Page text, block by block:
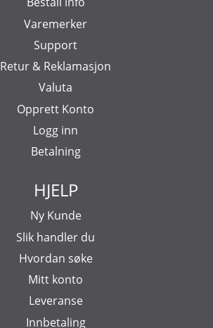
Varemerker
Support
Retur & Reklamasjon
Valuta
Opprett Konto
Logg inn
Betalning
HJELP
Ny Kunde
Slik handler du
Hvordan søke
Mitt konto
Leveranse
Innbetaling